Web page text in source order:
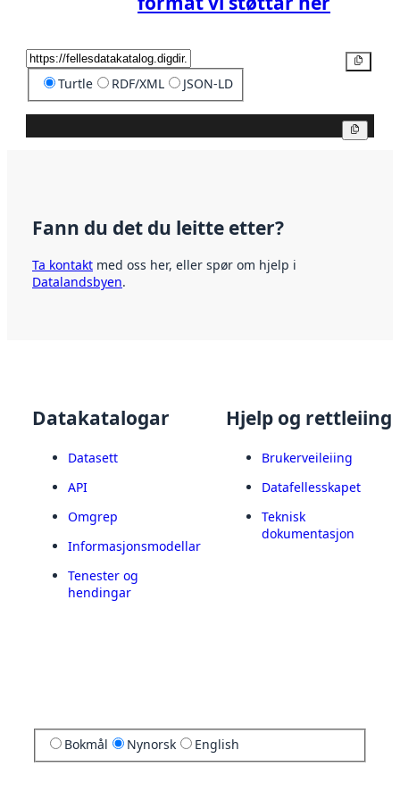
Turtle RDF/XML JSON-LD
Fann du det du leitte etter?
Ta kontakt med oss her, eller spør om hjelp i
Datalandsbyen.
Datakatalogar
Datasett
API
Omgrep
Informasjonsmodellar
Tenester og
hendingar
Hjelp og rettleiing
Brukerveileiing
Datafellesskapet
Teknisk
dokumentasjon
Bokmål Nynorsk English